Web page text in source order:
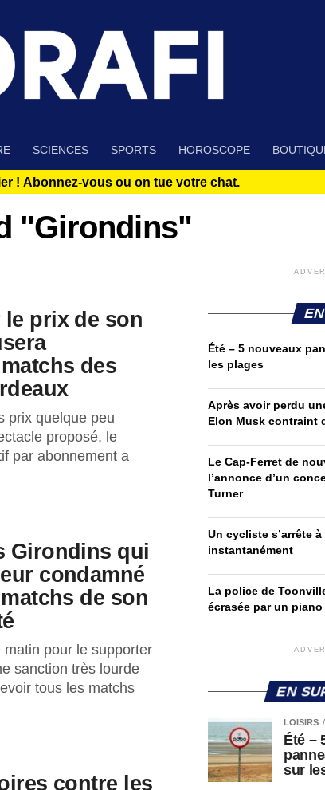
SCIENCES SPORTS HOROSCOPE
! Abonnez-vous ou on tue votre chat.
"Girondins"
prix de son
des
prix quelque peu
proposé, le
par abonnement a
Girondins qui
condamné
de son
pour le supporter
sanction très lourde
tous les matchs
contre les
Été – 5 nouveaux
les plages
Après avoir perdu
Elon Musk contraint
Le Cap-Ferret de
l’annonce d’un
Turner
Un cycliste s’arrête
instantanément
La police de
écrasée par un piano
EN
LOISIRS
Été –
sur